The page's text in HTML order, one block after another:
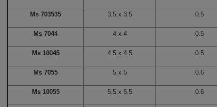
Ms 703535 3.5 x 3.5 0.5
Ms 7044 4 x 4 0.5
Ms 10045 4.5 x 4.5 0.5
Ms 7055 5 x 5 0.6
Ms 10055 5.5 x 5.5 0.6